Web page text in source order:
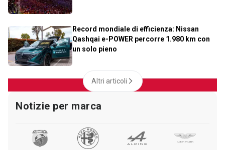
Record mondiale di efficienza: Nissan
Qashqai e-POWER percorre 1.980 km con
un solo pieno
Altri articoli
Notizie per marca